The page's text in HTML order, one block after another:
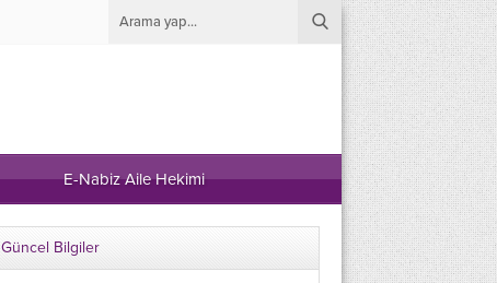
E-Nabiz Aile Hekimi
Güncel Bilgiler